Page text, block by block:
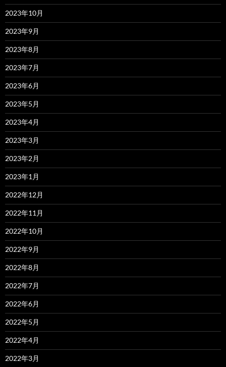
2023年10月
2023年9月
2023年8月
2023年7月
2023年6月
2023年5月
2023年4月
2023年3月
2023年2月
2023年1月
2022年12月
2022年11月
2022年10月
2022年9月
2022年8月
2022年7月
2022年6月
2022年5月
2022年4月
2022年3月